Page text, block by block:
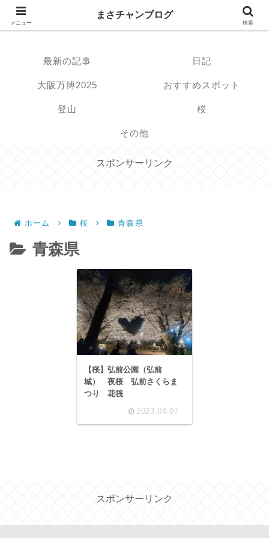
まさチャンブログ
最新の記事 日記
大阪万博2025 おすすめスポット
登山 桜
その他
スポンサーリンク
ホーム 桜 青森県
青森県
【桜】弘前公園（弘前
城） 夜桜 弘前さくらま
つり 花筏
2023.04.07
スポンサーリンク
メニュー
まさチャンブログ
検索